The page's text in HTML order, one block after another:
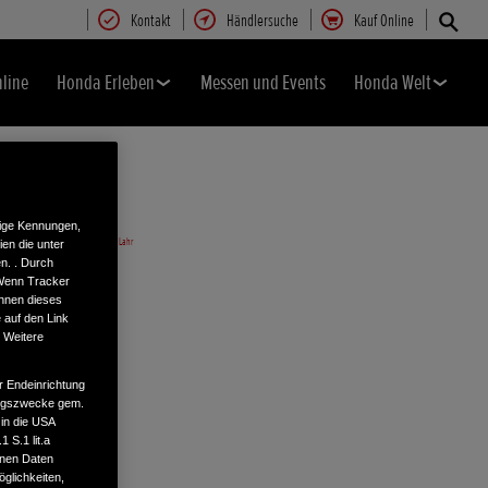
Kontakt Händlersuche Kauf Online
Honda Erleben Messen und Events Honda Welt
Kennungen,
die unter
. Durch
Tracker
dieses
auf den Link
Weitere
Endeinrichtung
gem.
die USA
S.1 lit.a
Daten